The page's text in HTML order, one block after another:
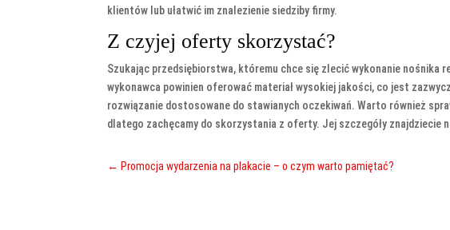
klientów lub ułatwić im znalezienie siedziby firmy.
Z czyjej oferty skorzystać?
Szukając przedsiębiorstwa, któremu chce się zlecić wykonanie
wykonawca powinien oferować materiał wysokiej jakości, co jest
rozwiązanie dostosowane do stawianych oczekiwań. Warto również
dlatego zachęcamy do skorzystania z oferty. Jej szczegóły znajdziecie
← Promocja wydarzenia na plakacie – o czym warto pamiętać?